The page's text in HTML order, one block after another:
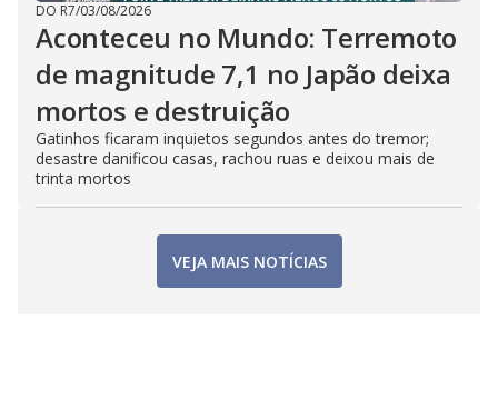
DO R7/03/08/2026
Aconteceu no Mundo: Terremoto
de magnitude 7,1 no Japão deixa
mortos e destruição
Gatinhos ficaram inquietos segundos antes do tremor;
desastre danificou casas, rachou ruas e deixou mais de
trinta mortos
VEJA MAIS NOTÍCIAS